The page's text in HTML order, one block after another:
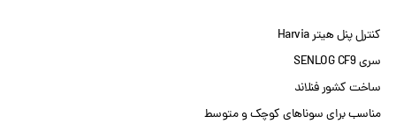
کنترل پنل هیتر Harvia
سری SENLOG CF9
ساخت کشور فنلاند
مناسب برای سوناهای کوچک و متوسط